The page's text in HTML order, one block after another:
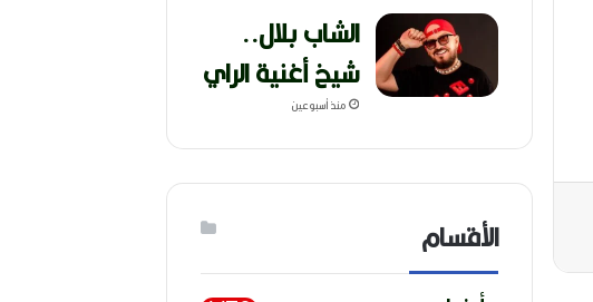
الشاب بلال..
شيخ أغنية الراي
منذ أسبوعين
الأقسام